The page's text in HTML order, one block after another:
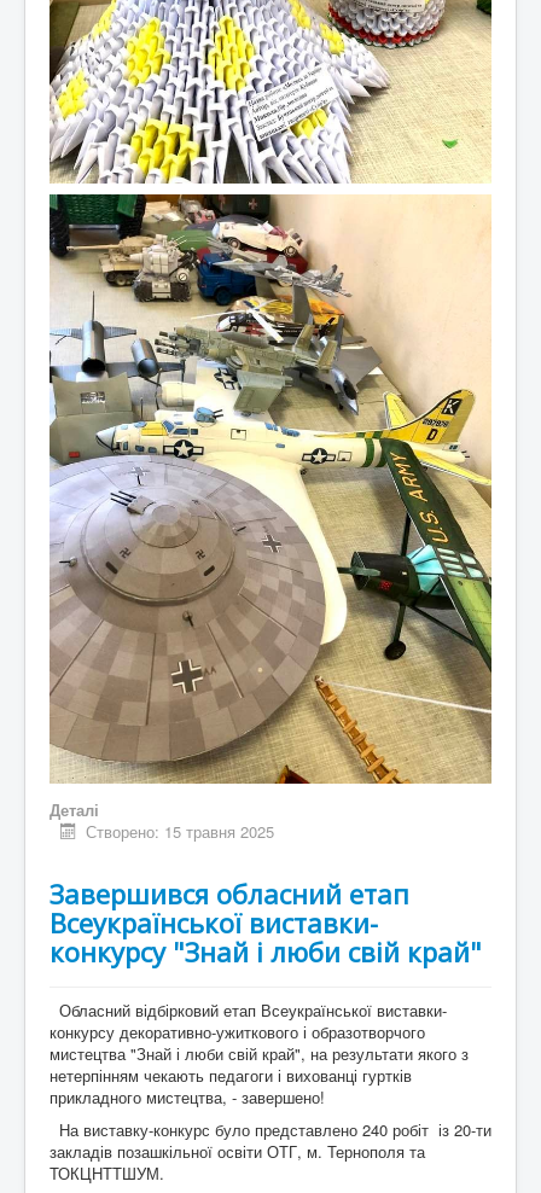
Деталі
Створено: 15 травня 2025
Завершився обласний етап
Всеукраїнської виставки-
конкурсу "Знай і люби свій край"
Обласний відбірковий етап Всеукраїнської виставки-
конкурсу декоративно-ужиткового і образотворчого
мистецтва "Знай і люби свій край", на результати якого з
нетерпінням чекають педагоги і вихованці гуртків
прикладного мистецтва, - завершено!
На виставку-конкурс було представлено 240 робіт із 20-ти
закладів позашкільної освіти ОТГ, м. Тернополя та
ТОКЦНТТШУМ.